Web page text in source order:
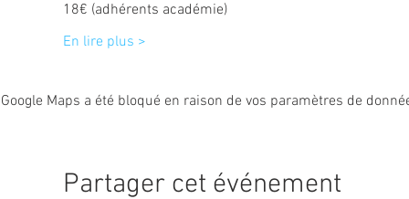
18€ (adhérents académie)
En lire plus >
Google Maps a été bloqué en raison de vos paramètres de
Partager cet événement